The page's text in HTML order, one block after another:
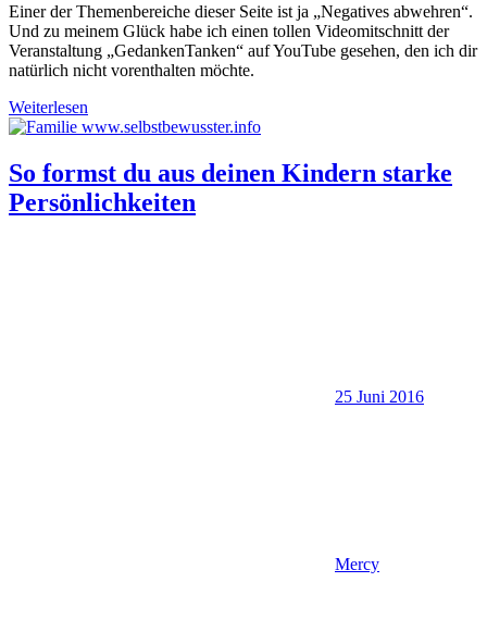
Einer der Themenbereiche dieser Seite ist ja „Negatives abwehren“.
Und zu meinem Glück habe ich einen tollen Videomitschnitt der
Veranstaltung „GedankenTanken“ auf YouTube gesehen, den ich dir
natürlich nicht vorenthalten möchte.
Weiterlesen
So formst du aus deinen Kindern starke
Persönlichkeiten
25 Juni 2016
Mercy